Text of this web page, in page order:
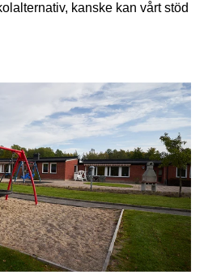
kanske kan vårt stöd